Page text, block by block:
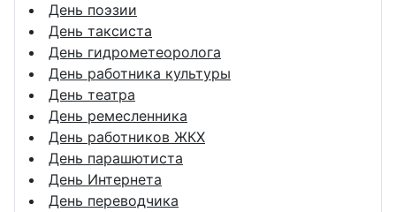
День поэзии
День таксиста
День гидрометеоролога
День работника культуры
День театра
День ремесленника
День работников ЖКХ
День парашютиста
День Интернета
День переводчика